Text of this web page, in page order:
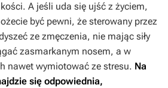
A jeśli uda się ujść z życiem,
być pewni, że sterowany przez
ze zmęczenia, nie mając siły
zasmarkanym nosem, a w
nawet wymiotować ze stresu. Na
się odpowiednia,